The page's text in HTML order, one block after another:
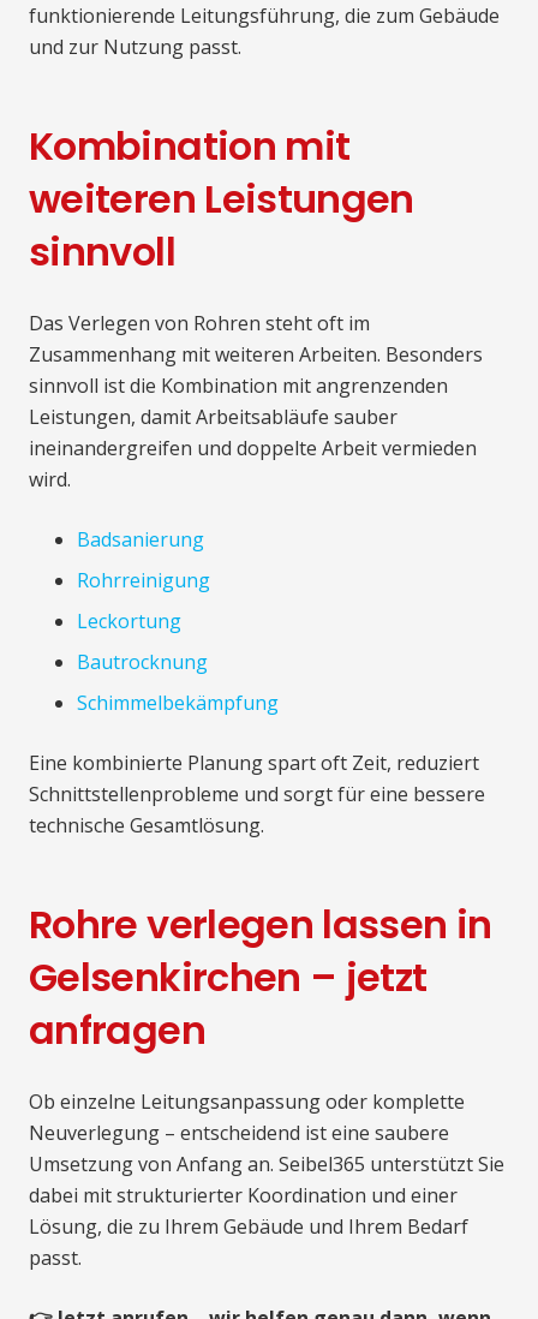
funktionierende Leitungsführung, die zum Gebäude
und zur Nutzung passt.
Kombination mit
weiteren Leistungen
sinnvoll
Das Verlegen von Rohren steht oft im
Zusammenhang mit weiteren Arbeiten. Besonders
sinnvoll ist die Kombination mit angrenzenden
Leistungen, damit Arbeitsabläufe sauber
ineinandergreifen und doppelte Arbeit vermieden
wird.
Badsanierung
Rohrreinigung
Leckortung
Bautrocknung
Schimmelbekämpfung
Eine kombinierte Planung spart oft Zeit, reduziert
Schnittstellenprobleme und sorgt für eine bessere
technische Gesamtlösung.
Rohre verlegen lassen in
Gelsenkirchen – jetzt
anfragen
Ob einzelne Leitungsanpassung oder komplette
Neuverlegung – entscheidend ist eine saubere
Umsetzung von Anfang an. Seibel365 unterstützt Sie
dabei mit strukturierter Koordination und einer
Lösung, die zu Ihrem Gebäude und Ihrem Bedarf
passt.